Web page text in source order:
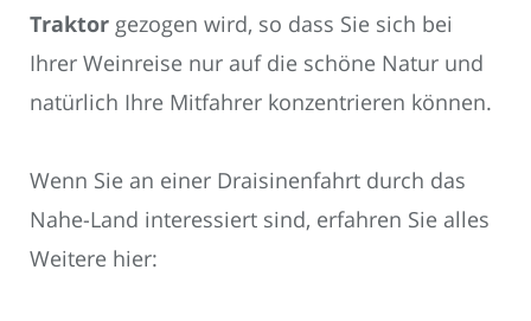
Traktor gezogen wird, so dass Sie sich bei
Ihrer Weinreise nur auf die schöne Natur und
natürlich Ihre Mitfahrer konzentrieren können.
Wenn Sie an einer Draisinenfahrt durch das
Nahe-Land interessiert sind, erfahren Sie alles
Weitere hier: